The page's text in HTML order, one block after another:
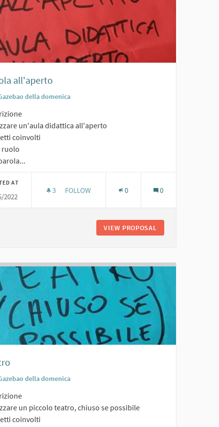
all'aperto
della domenica
un'aula didattica all'aperto
coinvolti
ruolo
AT
2022
3 3 FOLLOWERS
FOLLOW 0 0
VIEW PROPOSAL
della domenica
un piccolo teatro, chiuso se possibile
coinvolti